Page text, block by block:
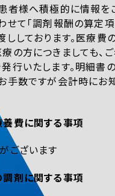
者様へ積極的に情報を
せて「調剤報酬の算定
ししております。医療費
の方につきましても、
行いたします。明細書
手数ですが会計時にお
費に関する事項
ございます
剤に関する事項